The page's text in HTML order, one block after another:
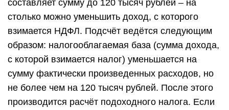
составляет сумму до 120 тысяч рублей – на
столько можно уменьшить доход, с которого
взимается НДФЛ. Подсчёт ведётся следующим
образом: налогооблагаемая база (сумма дохода,
с которой взимается налог) уменьшается на
сумму фактически произведенных расходов, но
не более чем на 120 тысяч рублей. После этого
производится расчёт подоходного налога. Если